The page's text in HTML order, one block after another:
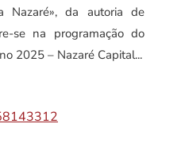
Nazaré», da autoria de
se na programação do
2025 – Nazaré Capital...